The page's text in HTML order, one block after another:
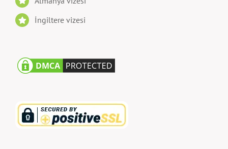
İngiltere vizesi